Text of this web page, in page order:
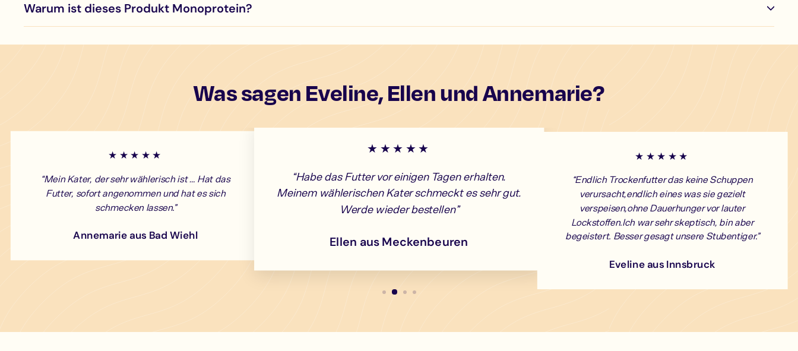
Warum ist dieses Produkt Monoprotein?
Was sagen Eveline, Ellen und Annemarie?
★★★★★
“Mein Kater, der sehr wählerisch ist … Hat das
Futter, sofort angenommen und hat es sich
schmecken lassen.”
Annemarie aus Bad Wiehl
★★★★★
“Habe das Futter vor einigen Tagen erhalten.
Meinem wählerischen Kater schmeckt es sehr gut.
Werde wieder bestellen”
Ellen aus Meckenbeuren
★★★★★
“Endlich Trockenfutter das keine Schuppen
verursacht,endlich eines was sie gezielt
verspeisen,ohne Dauerhunger vor lauter
Lockstoffen.Ich war sehr skeptisch, bin aber
begeistert. Besser gesagt unsere Stubentiger.”
Eveline aus Innsbruck